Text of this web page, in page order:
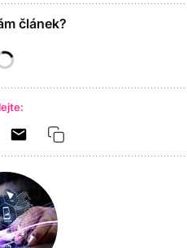
článek?